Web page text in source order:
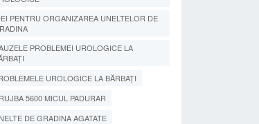
PENTRU ORGANIZAREA UNELTELOR DE
PROBLEMEI UROLOGICE LA
UROLOGICE LA BĂRBAȚI
5600 MICUL PADURAR
DE GRADINA AGATATE